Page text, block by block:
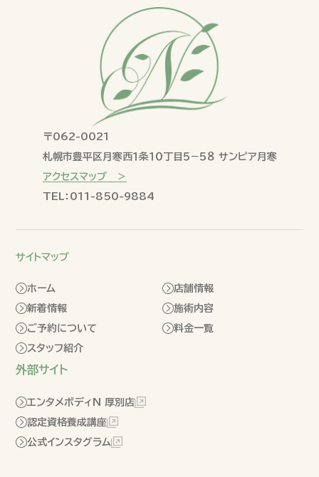
〒062-0021
札幌市豊平区月寒西１条１０丁目５−５８ サンピア月寒
アクセスマップ ＞
TEL：011-850-9884
サイトマップ
ホーム
店舗情報
新着情報
施術内容
ご予約について
料金一覧
スタッフ紹介
外部サイト
エンタメボディN 厚別店
認定資格養成講座
公式インスタグラム